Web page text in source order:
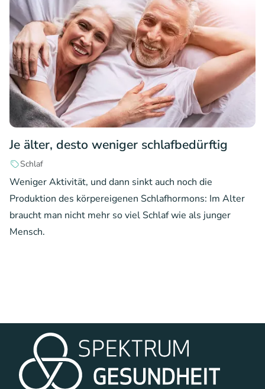
Je älter, desto weniger schlafbedürftig
Schlaf
Weniger Aktivität, und dann sinkt auch noch die
Produktion des körpereigenen Schlafhormons: Im Alter
braucht man nicht mehr so viel Schlaf wie als junger
Mensch.